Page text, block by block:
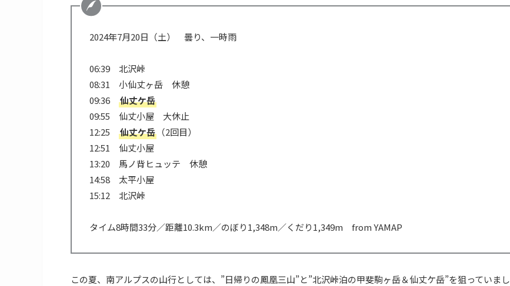
2024年7月20日（土） 曇り、一時雨
06:39 北沢峠
08:31 小仙丈ヶ岳 休憩
09:36 仙丈ケ岳
09:55 仙丈小屋 大休止
12:25 仙丈ケ岳 （2回目）
12:51 仙丈小屋
13:20 馬ノ背ヒュッテ 休憩
14:58 太平小屋
15:12 北沢峠
タイム8時間33分／距離10.3km／のぼり1,348m／くだり1,349m from YAMAP
この夏、南アルプスの山行としては、”日帰りの鳳凰三山”と”北沢峠泊の甲斐駒ヶ岳＆仙丈ケ岳”を狙っていまし